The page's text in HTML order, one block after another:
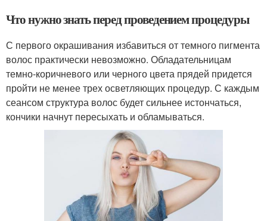
Что нужно знать перед проведением процедуры
С первого окрашивания избавиться от темного пигмента
волос практически невозможно. Обладательницам
темно-коричневого или черного цвета прядей придется
пройти не менее трех осветляющих процедур. С каждым
сеансом структура волос будет сильнее истончаться,
кончики начнут пересыхать и обламываться.